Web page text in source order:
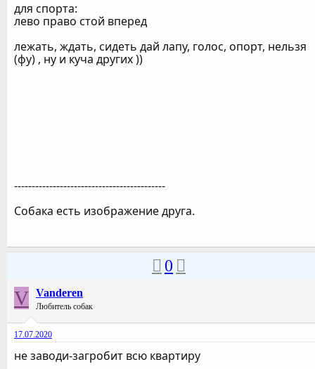
для спорта:
лево право стой вперед
лежать, ждать, сидеть дай лапу, голос, опорт, нельзя
(фу) , ну и куча других ))
-------------------------------------------
Собака есть изображение друга.
0
V Vanderen
Любитель собак
17.07.2020
не заводи-загробит всю квартиру